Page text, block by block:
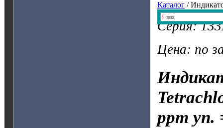
Каталог /
Серия:
Цена: по
ppm уп.